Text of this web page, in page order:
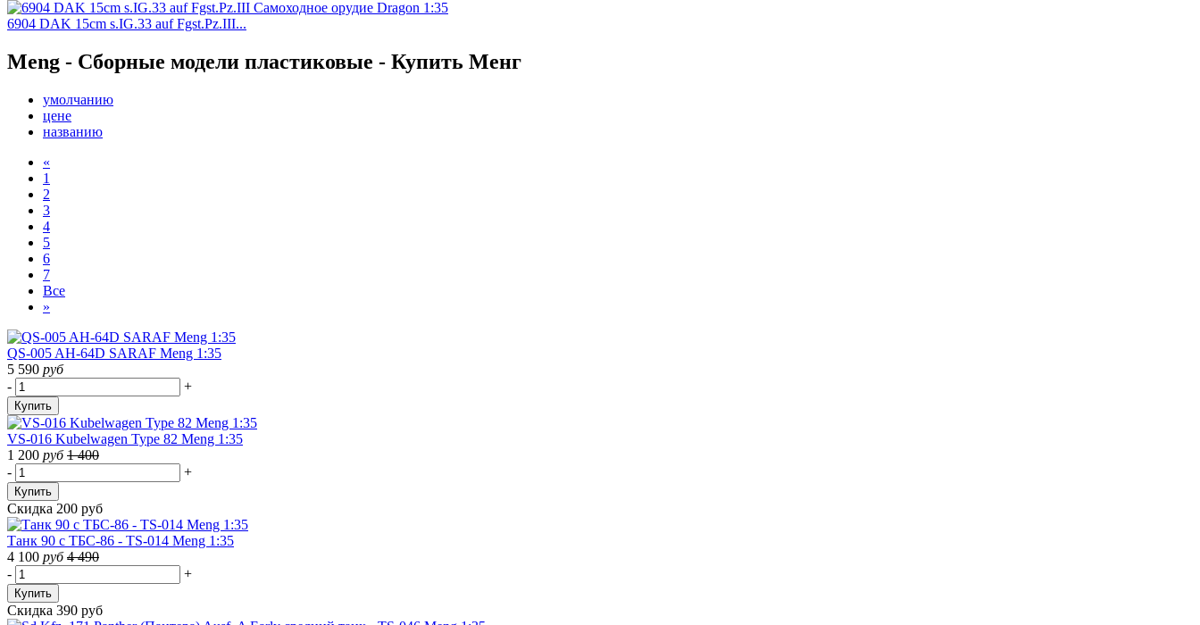
6904 DAK 15cm s.IG.33 auf Fgst.Pz.III...
Meng - Сборные модели пластиковые - Купить Менг
умолчанию
цене
названию
«
1
2
3
4
5
6
7
Все
»
QS-005 AH-64D SARAF Meng 1:35
5 590 руб
-
+
Купить
VS-016 Kubelwagen Type 82 Meng 1:35
1 200 руб 1 400
-
+
Купить
Скидка 200 руб
Танк 90 с ТБС-86 - TS-014 Meng 1:35
4 100 руб 4 490
-
+
Купить
Скидка 390 руб